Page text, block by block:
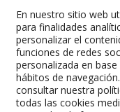
Colegio Oficial de
En nuestro sitio web
para finalidades
personalizar el
funciones de redes
personalizada en
hábitos de
consultar nuestra
todas las cookies